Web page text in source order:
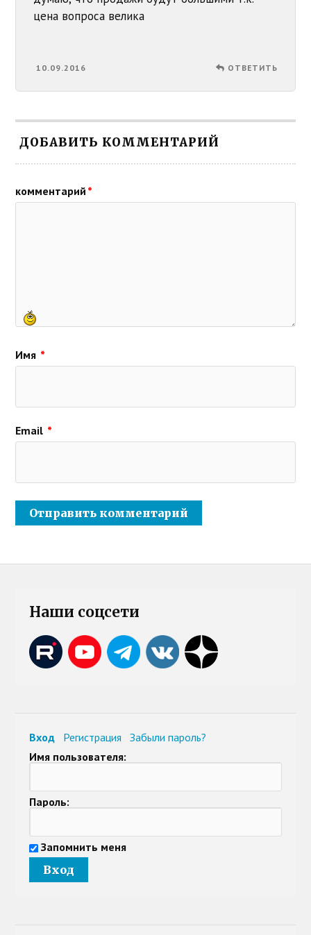
цена вопроса велика
10.09.2016 ОТВЕТИТЬ
ДОБАВИТЬ КОММЕНТАРИЙ
комментарий *
Имя *
Email *
Наши соцсети
Вход Регистрация
Забыли пароль?
Имя пользователя:
Пароль:
Запомнить меня